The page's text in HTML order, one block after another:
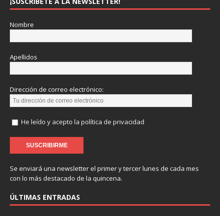
Nombre
Apellidos
Dirección de correo electrónico:
He leído y acepto la política de privacidad
Se enviará una newsletter el primer y tercer lunes de cada mes
con lo más destacado de la quincena.
ÚLTIMAS ENTRADAS